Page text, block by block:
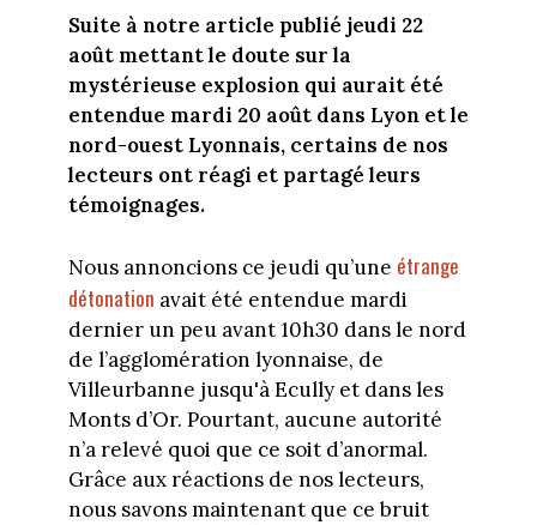
Suite à notre article publié jeudi 22
août mettant le doute sur la
mystérieuse explosion qui aurait été
entendue mardi 20 août dans Lyon et le
nord-ouest Lyonnais, certains de nos
lecteurs ont réagi et partagé leurs
témoignages.
Nous annoncions ce jeudi qu’une étrange
détonation avait été entendue mardi
dernier un peu avant 10h30 dans le nord
de l’agglomération lyonnaise, de
Villeurbanne jusqu'à Ecully et dans les
Monts d’Or. Pourtant, aucune autorité
n’a relevé quoi que ce soit d’anormal.
Grâce aux réactions de nos lecteurs,
nous savons maintenant que ce bruit